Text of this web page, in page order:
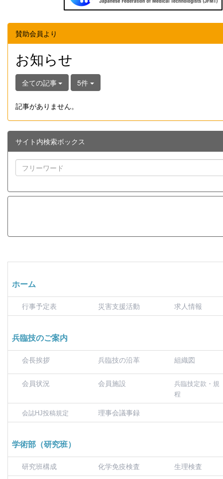
賛助会員より
お知らせ
全ての記事 5件
記事がありません。
サイト内検索ボックス
ホーム
行事予定表 災害支援活動 求人情報
兵臨技のご案内
会長挨拶 兵臨技の沿革 組織図
会員状況 会員施設
兵臨技定款・規
程
会誌HJ投稿規定 理事会議事録
学術部（研究班）
研究班構成 化学免疫検査
生理検査